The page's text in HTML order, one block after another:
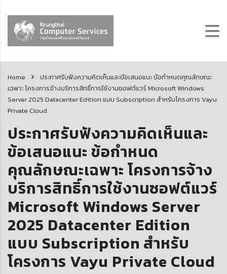
Home
ประกาศรับฟังความคิดเห็นและข้อเสนอแนะ ข้อกำหนดคุณลักษณะ
เฉพาะ โครงการจ้างบริการสิทธิ์การใช้งานซอฟต์แวร์ Microsoft Windows
Server 2025 Datacenter Edition แบบ Subscription สำหรับโครงการ Vayu
Private Cloud
ประกาศรับฟังความคิดเห็นและ
ข้อเสนอแนะ ข้อกำหนด
คุณลักษณะเฉพาะ โครงการจ้าง
บริการสิทธิ์การใช้งานซอฟต์แวร์
Microsoft Windows Server
2025 Datacenter Edition
แบบ Subscription สำหรับ
โครงการ Vayu Private Cloud